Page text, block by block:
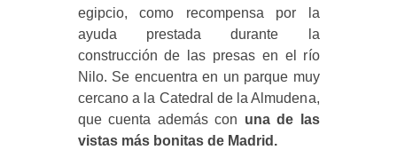
egipcio, como recompensa por la
ayuda prestada durante la
construcción de las presas en el río
Nilo. Se encuentra en un parque muy
cercano a la Catedral de la Almudena,
que cuenta además con una de las
vistas más bonitas de Madrid.